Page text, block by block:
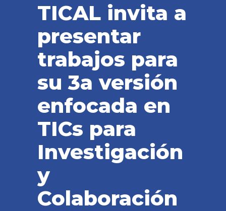
TICAL invita a
presentar
trabajos para
su 3a versión
enfocada en
TICs para
Investigación
y
Colaboración